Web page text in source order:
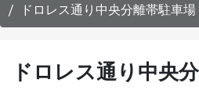
に
移
ドロレス通り中央分離帯駐車場
ドロレス通り中央